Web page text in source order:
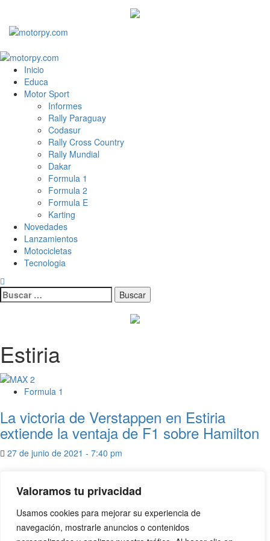
Valoramos tu privacidad
Usamos cookies para mejorar su experiencia de
navegación, mostrarle anuncios o contenidos
Inicio
Educa
Motor Sport
Informes
Rally Paraguay
Codasur
Rally Cross Country
Rally Mundial
Dakar
Formula 1
Formula 2
Formula E
Karting
Novedades
Lanzamientos
Motocicletas
Tecnologia
Estiria
Formula 1
La victoria de Verstappen en Estiria
extiende la ventaja de F1 sobre Hamilton
27 de junio de 2021 - 7:40 pm